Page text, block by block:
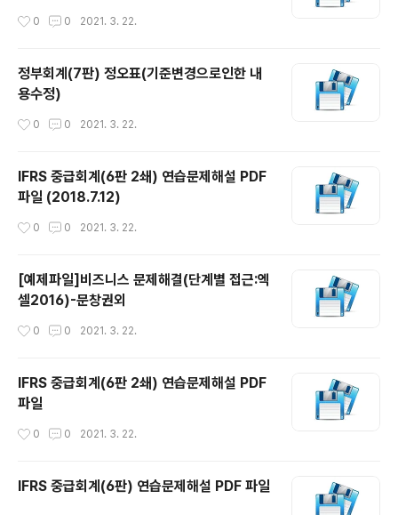
0 0 2021. 3. 22.
정부회계(7판) 정오표(기준변경으로인한 내
용수정)
0 0 2021. 3. 22.
IFRS 중급회계(6판 2쇄) 연습문제해설 PDF
파일 (2018.7.12)
0 0 2021. 3. 22.
[예제파일]비즈니스 문제해결(단계별 접근:엑
셀2016)-문창권외
0 0 2021. 3. 22.
IFRS 중급회계(6판 2쇄) 연습문제해설 PDF
파일
0 0 2021. 3. 22.
IFRS 중급회계(6판) 연습문제해설 PDF 파일